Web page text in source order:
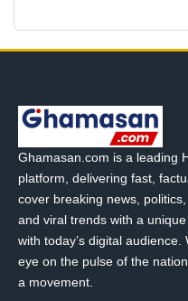
Ghamasan.com is a leading
platform, delivering fast,
cover breaking news,
and viral trends with a
with today’s digital
eye on the pulse of the
a movement.